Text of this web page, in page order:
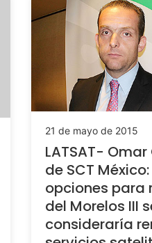
21 de mayo de 2015
LATSAT-
de SCT
opciones para
del Morelos III
consideraría